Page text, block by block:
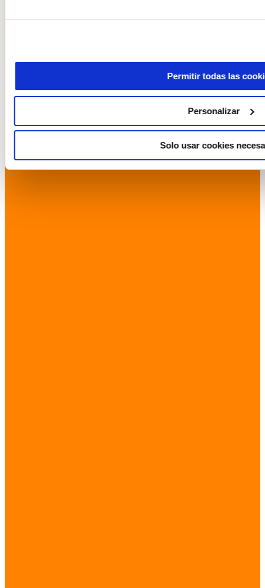
Permitir todas las
Personalizar
Solo usar cookies